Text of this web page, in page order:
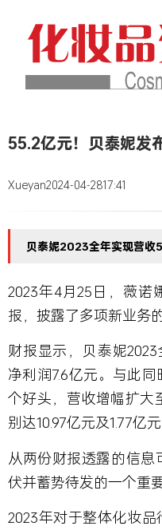
55.2亿元！贝泰妮发
Xueyan2024-04-2817:41
贝泰妮2023全年实现营收
2023年4月25日，薇诺
报，披露了多项新业务
财报显示，贝泰妮
净利润7.6亿元。与此
个好头，营收增幅扩大
别达10.97亿元及1.77亿元
从两份财报透露的信息
伏并蓄势待发的一个重
2023年对于整体化妆品